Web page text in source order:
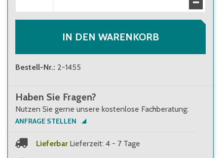
IN DEN WARENKORB
Bestell-Nr.: 2-1455
Haben Sie Fragen?
Nutzen Sie gerne unsere kostenlose Fachberatung:
ANFRAGE STELLEN
Lieferbar Lieferzeit: 4 - 7 Tage